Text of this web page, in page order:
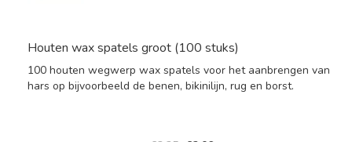
Houten wax spatels groot (100 stuks)
100 houten wegwerp wax spatels voor het aanbrengen van
hars op bijvoorbeeld de benen, bikinilijn, rug en borst.